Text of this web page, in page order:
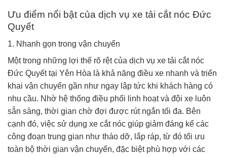
Ưu điểm nổi bật của dịch vụ xe tải cắt nóc Đức
Quyết
1. Nhanh gọn trong vận chuyển
Một trong những lợi thế rõ rệt của dịch vụ xe tải cắt nóc
Đức Quyết tại Yên Hòa là khả năng điều xe nhanh và triển
khai vận chuyển gần như ngay lập tức khi khách hàng có
nhu cầu. Nhờ hệ thống điều phối linh hoạt và đội xe luôn
sẵn sàng, thời gian chờ đợi được rút ngắn tối đa. Bên
cạnh đó, việc sử dụng xe cắt nóc giúp giảm đáng kể các
công đoạn trung gian như tháo dỡ, lắp ráp, từ đó tối ưu
toàn bộ thời gian vận chuyển, đặc biệt phù hợp với các